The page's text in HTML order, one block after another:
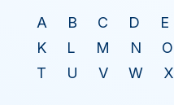
A
B C D E
K
L M N O
T
U V W X